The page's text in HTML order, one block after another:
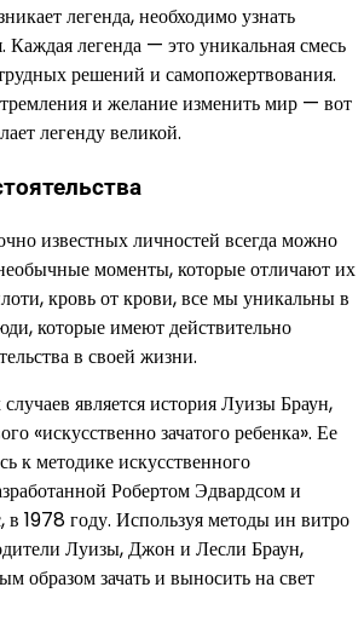
легенда, необходимо узнать
легенда — это уникальная смесь
решений и самопожертвования.
и желание изменить мир — вот
легенду великой.
известных личностей всегда можно
моменты, которые отличают их
кровь от крови, все мы уникальны в
которые имеют действительно
в своей жизни.
является история Луизы Браун,
«искусственно зачатого ребенка». Ее
к методике искусственного
Робертом Эдвардсом и
1978 году. Используя методы ин витро
Луизы, Джон и Лесли Браун,
образом зачать и выносить на свет